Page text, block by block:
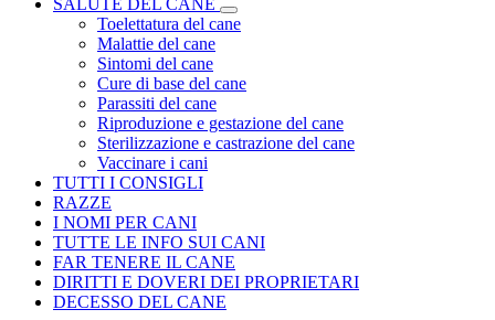
SALUTE DEL CANE
Toelettatura del cane
Malattie del cane
Sintomi del cane
Cure di base del cane
Parassiti del cane
Riproduzione e gestazione del cane
Sterilizzazione e castrazione del cane
Vaccinare i cani
TUTTI I CONSIGLI
RAZZE
I NOMI PER CANI
TUTTE LE INFO SUI CANI
FAR TENERE IL CANE
DIRITTI E DOVERI DEI PROPRIETARI
DECESSO DEL CANE